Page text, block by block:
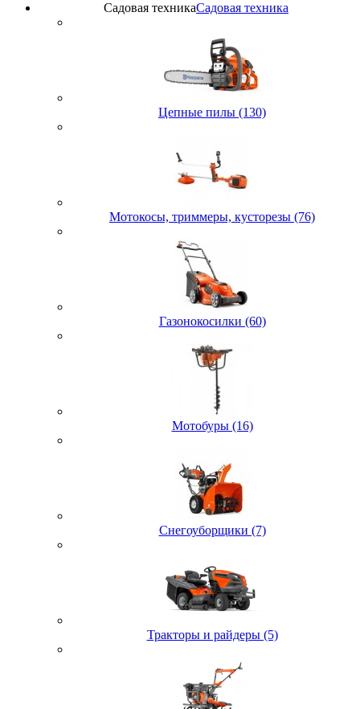
Садовая техникаСадовая техника
Цепные пилы (130)
Мотокосы, триммеры, кусторезы (76)
Газонокосилки (60)
Мотобуры (16)
Снегоуборщики (7)
Тракторы и райдеры (5)